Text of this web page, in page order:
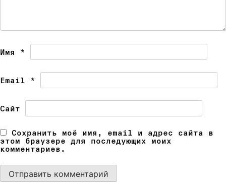
Имя *
Email *
Сайт
Сохранить моё имя, email и адрес сайта в
этом браузере для последующих моих
комментариев.